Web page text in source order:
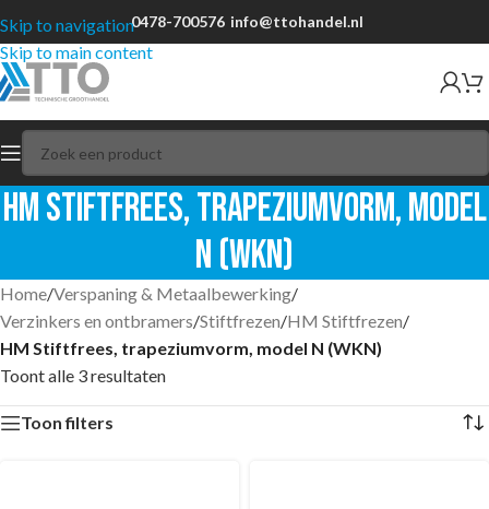
Skip to navigation
Skip to main content
0478-700576 info@ttohandel.nl
HM Stiftfrees, trapeziumvorm, model
N (WKN)
Home/Verspaning & Metaalbewerking/
Verzinkers en ontbramers/Stiftfrezen/HM Stiftfrezen/
HM Stiftfrees, trapeziumvorm, model N (WKN)
Toont alle 3 resultaten
Toon filters